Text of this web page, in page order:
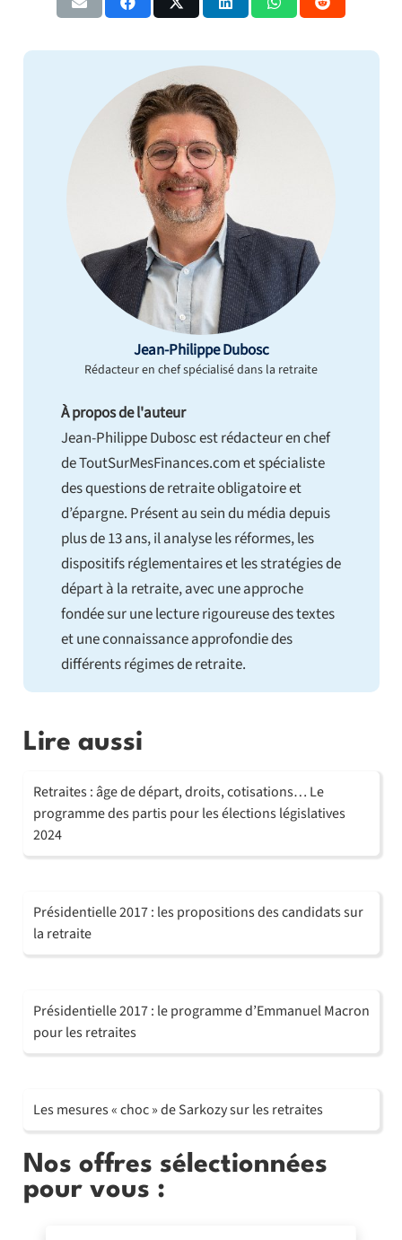
Jean-Philippe Dubosc
Rédacteur en chef spécialisé dans la retraite
À propos de l'auteur
Jean-Philippe Dubosc est rédacteur en chef
de ToutSurMesFinances.com et spécialiste
des questions de retraite obligatoire et
d’épargne. Présent au sein du média depuis
plus de 13 ans, il analyse les réformes, les
dispositifs réglementaires et les stratégies de
départ à la retraite, avec une approche
fondée sur une lecture rigoureuse des textes
et une connaissance approfondie des
différents régimes de retraite.
Lire aussi
Retraites : âge de départ, droits, cotisations… Le
programme des partis pour les élections législatives
2024
Présidentielle 2017 : les propositions des candidats sur
la retraite
Présidentielle 2017 : le programme d’Emmanuel Macron
pour les retraites
Les mesures « choc » de Sarkozy sur les retraites
Nos offres sélectionnées
pour vous :